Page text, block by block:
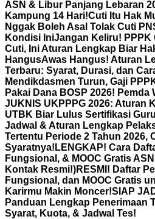
ASN & Libur Panjang Lebaran
Kampung 14 Hari!Cuti Itu Hak
Nggak Boleh Asal Tolak Cuti
Kondisi IniJangan Keliru! PPPK
Cuti, Ini Aturan Lengkap Biar
HangusAwas Hangus! Aturan
Terbaru: Syarat, Durasi, dan
Mendikdasmen Turun, Gaji
Pakai Dana BOSP 2026! Pemda
JUKNIS UKPPPG 2026: Aturan
UTBK Biar Lulus Sertifikasi
Jadwal & Aturan Lengkap
Tertentu Periode 2 Tahun 2026,
Syaratnya! LENGKAP! Cara
Fungsional, & MOOC Gratis
Kontak Resmi!)RESMI! Daftar
Fungsional, dan MOOC Gratis
Karirmu Makin Moncer!SIAP
Panduan Lengkap Penerimaan
Syarat, Kuota, & Jadwal Tes!